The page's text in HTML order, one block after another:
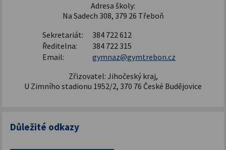
Adresa školy:
Na Sadech 308, 379 26 Třeboň
Sekretariát:
384 722 612
Ředitelna:
384 722 315
Email:
gymnaz@gymtrebon.cz
Zřizovatel: Jihočeský kraj,
U Zimního stadionu 1952/2, 370 76 České Budějovice
Důležité odkazy